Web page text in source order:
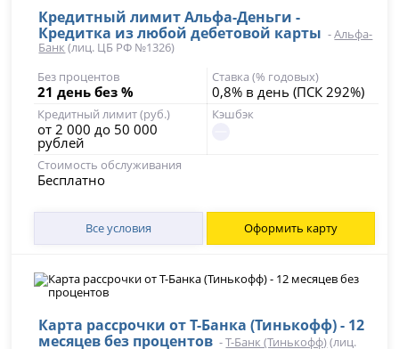
Кредитный лимит Альфа-Деньги -
Кредитка из любой дебетовой карты -Альфа-
Банк (лиц. ЦБ РФ №1326)
Без процентов
21 день без %
Ставка (% годовых)
0,8% в день (ПСК 292%)
Кредитный лимит (руб.)
от 2 000 до 50 000
рублей
Кэшбэк
Стоимость обслуживания
Бесплатно
Все условия Оформить карту
Карта рассрочки от Т-Банка (Тинькофф) - 12
месяцев без процентов -Т-Банк (Тинькофф)(лиц.